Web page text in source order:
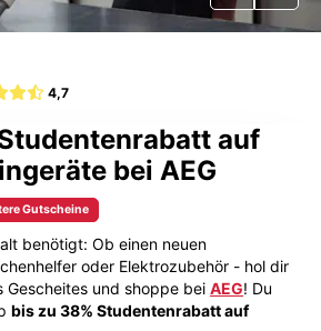
4,7
auf
bei AEG
Gutscheine
benötigt: Ob einen neuen
oder Elektrozubehör - hol dir
Gescheites und shoppe bei AEG! Du
bis zu 38% Studentenrabatt auf